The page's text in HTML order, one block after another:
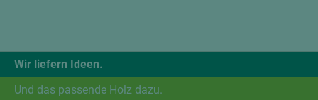
Wir liefern Ideen.
Und das passende Holz dazu.